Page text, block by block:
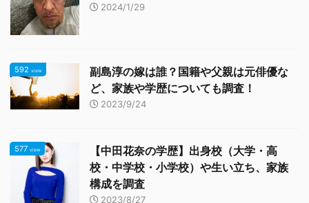
2024/1/29
592 view
副島淳の嫁は誰？国籍や父親は元俳優な
ど、家族や学歴についても調査！
2023/9/24
577 view
【中田花奈の学歴】出身校（大学・高
校・中学校・小学校）や生い立ち、家族
構成を調査
2023/8/27